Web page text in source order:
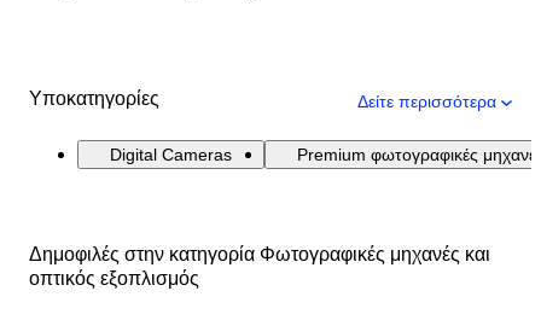
Υποκατηγορίες Δείτε περισσότερα
Digital Cameras Premium φωτογραφικές
Δημοφιλές στην κατηγορία Φωτογραφικές μηχανές και
οπτικός εξοπλισμός